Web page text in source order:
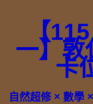
【
一】敦
卡
自然超修 × 數學